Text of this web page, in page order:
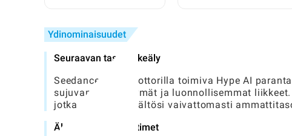
Ydinominaisuudet
Seuraavan tason liikeäly
Seedance 2.0 -moottorilla toimiva Hype AI
sujuvammat siirtymät ja luonnollisemmat
jotka nostavat sisältösi vaivattomasti
Älykkäät AI-suodattimet